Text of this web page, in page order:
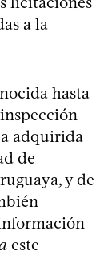
a la
hasta
adquirida
de
y de
este